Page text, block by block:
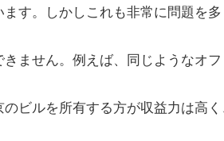
す。しかしこれも非常に問題を
ません。例えば、同じようなオ
ビルを所有する方が収益力は高